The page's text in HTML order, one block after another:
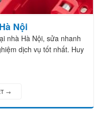
Nội
nhà Hà Nội, sửa nhanh
dịch vụ tốt nhất. Huy
→